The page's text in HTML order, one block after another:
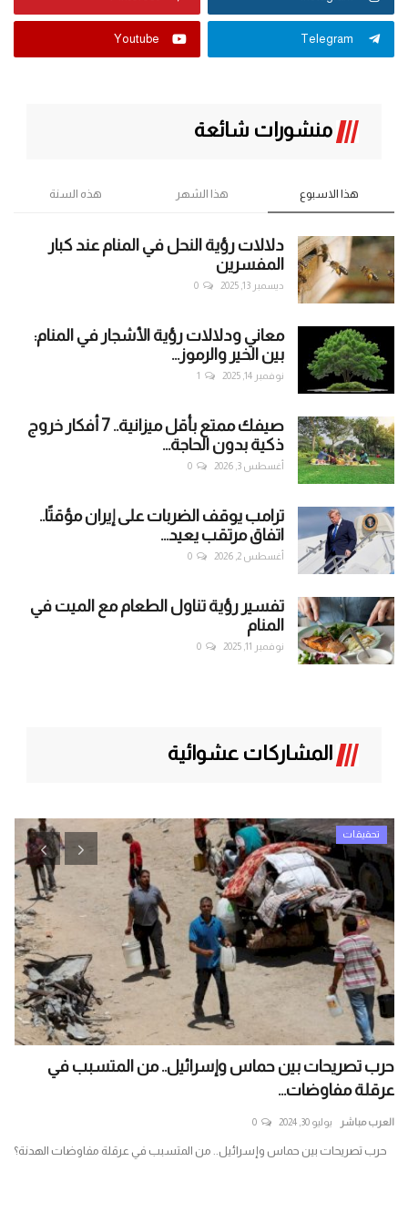
Telegram
Youtube
منشورات شائعة
هذا الاسبوع هذا الشهر هذه السنة
دلالات رؤية النحل في المنام عند كبار
المفسرين
ديسمبر 13, 2025 0
معاني ودلالات رؤية الأشجار في المنام:
بين الخير والرموز...
نوفمبر 14, 2025 1
صيفك ممتع بأقل ميزانية.. 7 أفكار خروج
ذكية بدون الحاجة...
أغسطس 3, 2026 0
ترامب يوقف الضربات على إيران مؤقتًا..
اتفاق مرتقب يعيد...
أغسطس 2, 2026 0
تفسير رؤية تناول الطعام مع الميت في
المنام
نوفمبر 11, 2025 0
المشاركات عشوائية
تحقيقات
حرب تصريحات بين حماس وإسرائيل.. من المتسبب في
عرقلة مفاوضات...
العرب مباشر يوليو 30, 2024 0
حرب تصريحات بين حماس وإسرائيل.. من المتسبب في عرقلة مفاوضات الهدنة؟